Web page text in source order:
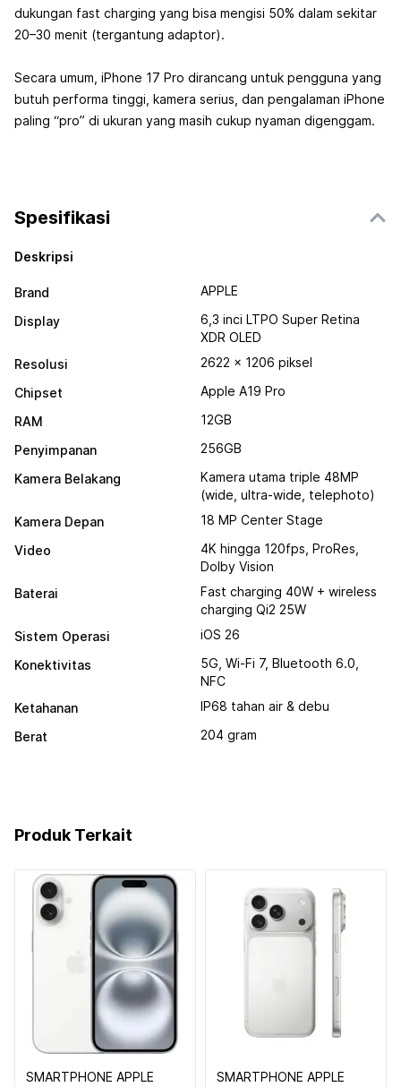
dukungan fast charging yang bisa mengisi 50% dalam sekitar
20–30 menit (tergantung adaptor).
Secara umum, iPhone 17 Pro dirancang untuk pengguna yang
butuh performa tinggi, kamera serius, dan pengalaman iPhone
paling “pro” di ukuran yang masih cukup nyaman digenggam.
Spesifikasi
Deskripsi
Brand
APPLE
Display
6,3 inci LTPO Super Retina
XDR OLED
Resolusi
2622 × 1206 piksel
Chipset
Apple A19 Pro
RAM
12GB
Penyimpanan
256GB
Kamera Belakang
Kamera utama triple 48MP
(wide, ultra-wide, telephoto)
Kamera Depan
18 MP Center Stage
Video
4K hingga 120fps, ProRes,
Dolby Vision
Baterai
Fast charging 40W + wireless
charging Qi2 25W
Sistem Operasi
iOS 26
Konektivitas
5G, Wi-Fi 7, Bluetooth 6.0,
NFC
Ketahanan
IP68 tahan air & debu
Berat
204 gram
Produk Terkait
SMARTPHONE APPLE
SMARTPHONE APPLE